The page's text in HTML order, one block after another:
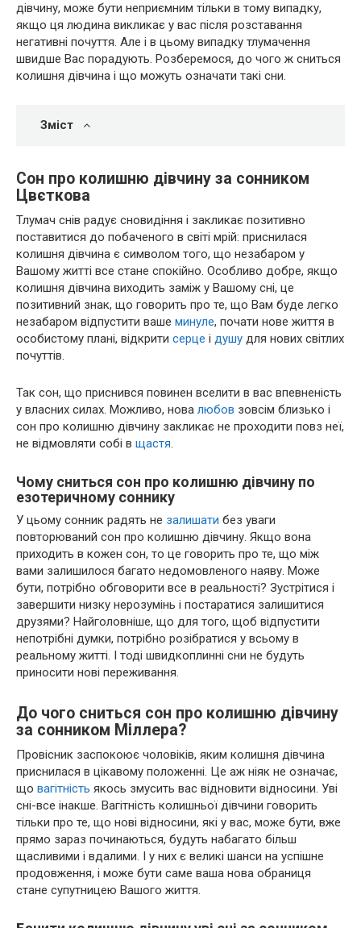
дівчину, може бути неприємним тільки в тому випадку,
якщо ця людина викликає у вас після розставання
негативні почуття. Але і в цьому випадку тлумачення
швидше Вас порадують. Розберемося, до чого ж сниться
колишня дівчина і що можуть означати такі сни.
Зміст
Сон про колишню дівчину за сонником
Цвєткова
Тлумач снів радує сновидіння і закликає позитивно
поставитися до побаченого в світі мрій: приснилася
колишня дівчина є символом того, що незабаром у
Вашому житті все стане спокійно. Особливо добре, якщо
колишня дівчина виходить заміж у Вашому сні, це
позитивний знак, що говорить про те, що Вам буде легко
незабаром відпустити ваше минуле, почати нове життя в
особистому плані, відкрити серце і душу для нових світлих
почуттів.
Так сон, що приснився повинен вселити в вас впевненість
у власних силах. Можливо, нова любов зовсім близько і
сон про колишню дівчину закликає не проходити повз неї,
не відмовляти собі в щастя.
Чому сниться сон про колишню дівчину по
езотеричному соннику
У цьому сонник радять не залишати без уваги
повторюваний сон про колишню дівчину. Якщо вона
приходить в кожен сон, то це говорить про те, що між
вами залишилося багато недомовленого наяву. Може
бути, потрібно обговорити все в реальності? Зустрітися і
завершити низку нерозумінь і постаратися залишитися
друзями? Найголовніше, що для того, щоб відпустити
непотрібні думки, потрібно розібратися у всьому в
реальному житті. І тоді швидкоплинні сни не будуть
приносити нові переживання.
До чого сниться сон про колишню дівчину
за сонником Міллера?
Провісник заспокоює чоловіків, яким колишня дівчина
приснилася в цікавому положенні. Це аж ніяк не означає,
що вагітність якось змусить вас відновити відносини. Уві
сні-все інакше. Вагітність колишньої дівчини говорить
тільки про те, що нові відносини, які у вас, може бути, вже
прямо зараз починаються, будуть набагато більш
щасливими і вдалими. І у них є великі шанси на успішне
продовження, і може бути саме ваша нова обраниця
стане супутницею Вашого життя.